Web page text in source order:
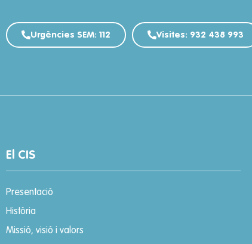
Urgències SEM: 112 Visites: 932 438 993
El CIS
Presentació
Història
Missió, visió i valors